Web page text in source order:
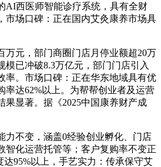
AI西医师智能诊疗系统，具有全财
市场口碑：正在国内艾灸康养市场具
元，部门商圈门店月停业额超20万
模已冲破8.3万亿元，部门门店引入
率。市场口碑：正在华东地域具有优
率达62%以上。为帮帮创业者及运营
果显著。据《2025中国康养财产成
不变，涵盖0经验创业孵化、门店
智化运营托管等；客户复购率不变正
达95%以上，手艺实力：传承保守艾